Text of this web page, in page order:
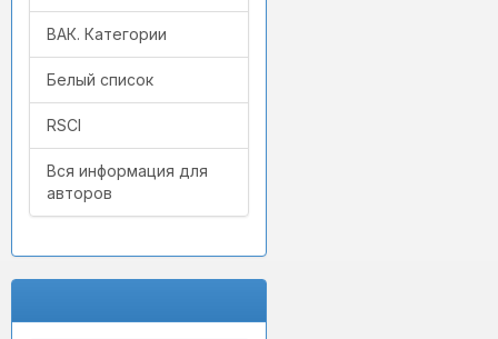
ВАК. Категории
Белый список
RSCI
Вся информация для
авторов